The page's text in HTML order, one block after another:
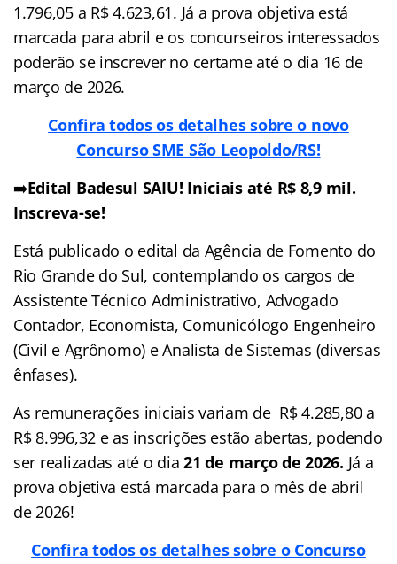
1.796,05 a R$ 4.623,61. Já a prova objetiva está
marcada para abril e os concurseiros interessados
poderão se inscrever no certame até o dia 16 de
março de 2026.
Confira todos os detalhes sobre o novo
Concurso SME São Leopoldo/RS!
➡️Edital Badesul SAIU! Iniciais até R$ 8,9 mil.
Inscreva-se!
Está publicado o edital da Agência de Fomento do
Rio Grande do Sul, contemplando os cargos de
Assistente Técnico Administrativo, Advogado
Contador, Economista, Comunicólogo Engenheiro
(Civil e Agrônomo) e Analista de Sistemas (diversas
ênfases).
As remunerações iniciais variam de R$ 4.285,80 a
R$ 8.996,32 e as inscrições estão abertas, podendo
ser realizadas até o dia21 de março de 2026. Já a
prova objetiva está marcada para o mês de abril
de 2026!
Confira todos os detalhes sobre o Concurso